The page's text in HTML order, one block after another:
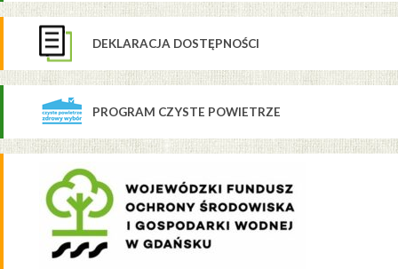
DEKLARACJA DOSTĘPNOŚCI
PROGRAM CZYSTE POWIETRZE